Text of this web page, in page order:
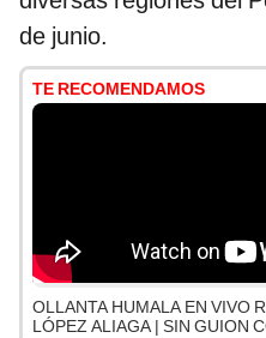
de junio.
TE RECOMENDAMOS
OLLANTA HUMALA EN VIVO
LÓPEZ ALIAGA | SIN GUION